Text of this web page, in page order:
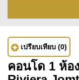
เปรียบเทียบ (0)
คอนโด 1 ห้อ